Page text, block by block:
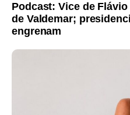
Podcast: Vice de
de Valdemar;
engrenam